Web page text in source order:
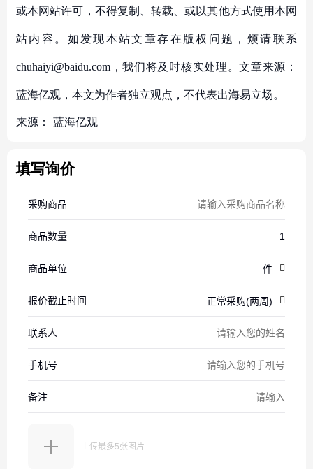
或本网站许可，不得复制、转载、或以其他方式使用本网
站内容。如发现本站文章存在版权问题，烦请联系
chuhaiyi@baidu.com，我们将及时核实处理。文章来源：
蓝海亿观，本文为作者独立观点，不代表出海易立场。
来源： 蓝海亿观
填写询价